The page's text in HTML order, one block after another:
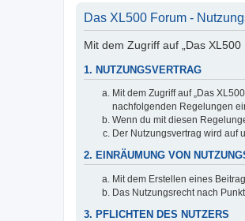
Das XL500 Forum -
Mit dem Zugriff auf „Das
1. NUTZUNGSVERTRAG
Mit dem Zugriff auf „Das
nachfolgenden Regelungen
Wenn du mit diesen
Der Nutzungsvertrag wird auf
2. EINRÄUMUNG VON
Mit dem Erstellen eines
Das Nutzungsrecht nach
3. PFLICHTEN DES NUTZERS